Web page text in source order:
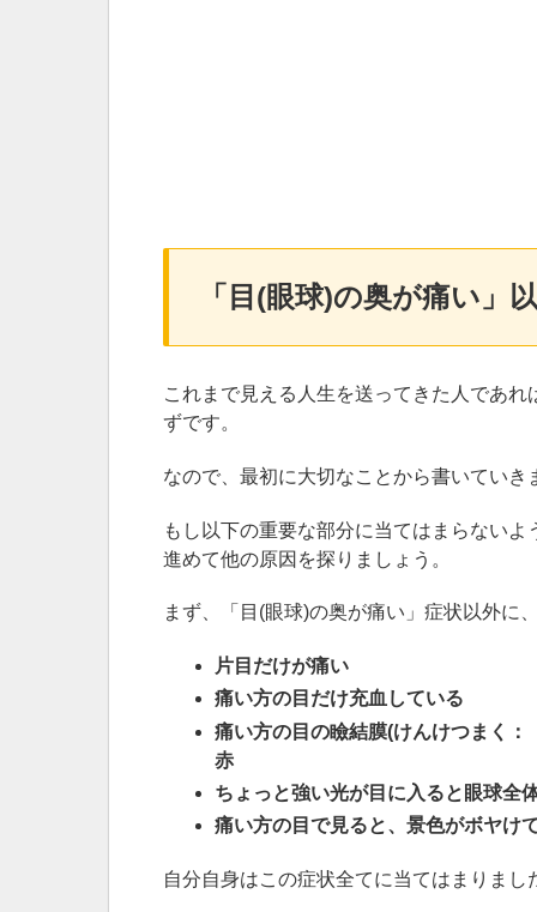
「目(眼球)の奥が痛い」
これまで見える人生を送ってきた人であ
ずです。
なので、最初に大切なことから書いていき
もし以下の重要な部分に当てはまらない
進めて他の原因を探りましょう。
まず、「目(眼球)の奥が痛い」症状以外に
片目だけが痛い
痛い方の目だけ充血している
痛い方の目の瞼結膜(けんけつまく
赤
ちょっと強い光が目に入ると眼球全
痛い方の目で見ると、景色がボヤけ
自分自身はこの症状全てに当てはまりまし